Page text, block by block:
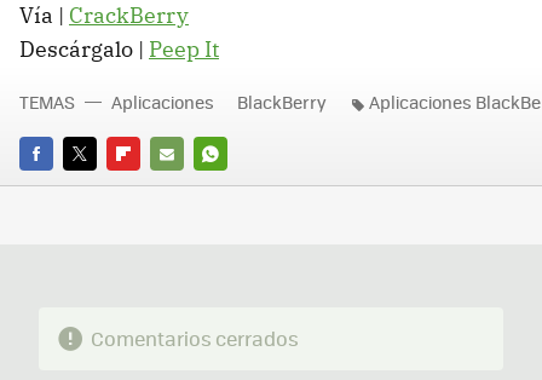
Vía | CrackBerry
Descárgalo | Peep It
FACEBOOK
TWITTERFLIPBOARD
E-
WHATSAPP
TEMAS Aplicaciones BlackBerry Aplicaciones
Comentarios cerrados